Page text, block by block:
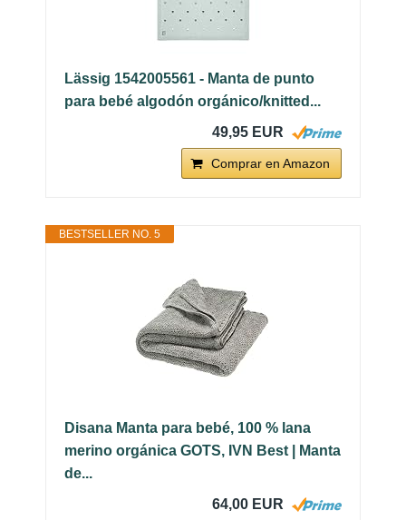
Lässig 1542005561 - Manta de punto
para bebé algodón orgánico/knitted...
49,95 EUR
Comprar en Amazon
BESTSELLER NO. 5
Disana Manta para bebé, 100 % lana
merino orgánica GOTS, IVN Best | Manta
de...
64,00 EUR